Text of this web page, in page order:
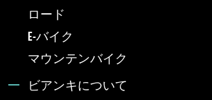
ロード
E-バイク
マウンテンバイク
ビアンキについて